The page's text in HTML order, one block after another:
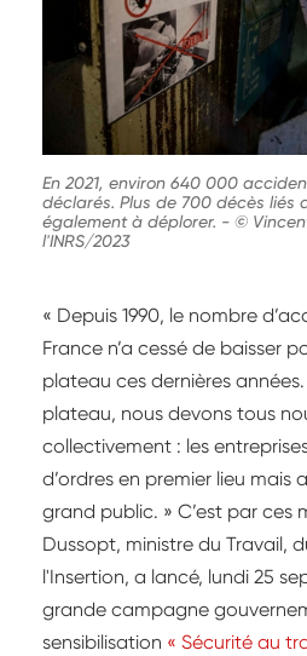
En 2021, environ 640 000
déclarés. Plus de 700 décès liés
également à déplorer. - ©
l'INRS/2023
« Depuis 1990, le nombre
France n’a cessé de baisser
plateau ces dernières
plateau, nous devons tous
collectivement : les
d’ordres en premier lieu mais
grand public. » C’est par ces
Dussopt, ministre du Travail,
l'Insertion, a lancé, lundi 25
grande campagne
sensibilisation « Sécurité au